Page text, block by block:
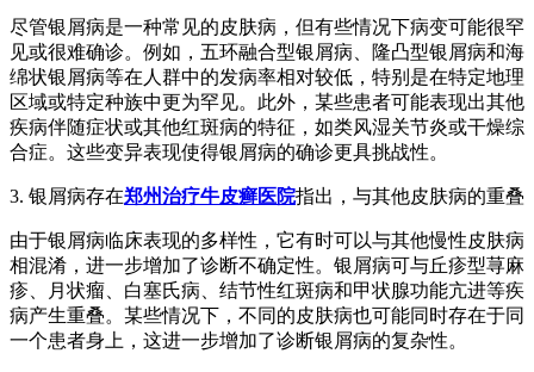
尽管银屑病是一种常见的皮肤病，但有些情况下病变可能很罕
见或很难确诊。例如，五环融合型银屑病、隆凸型银屑病和海
绵状银屑病等在人群中的发病率相对较低，特别是在特定地理
区域或特定种族中更为罕见。此外，某些患者可能表现出其他
疾病伴随症状或其他红斑病的特征，如类风湿关节炎或干燥综
合症。这些变异表现使得银屑病的确诊更具挑战性。
3. 银屑病存在郑州治疗牛皮癣医院指出，与其他皮肤病的重叠
由于银屑病临床表现的多样性，它有时可以与其他慢性皮肤病
相混淆，进一步增加了诊断不确定性。银屑病可与丘疹型荨麻
疹、月状瘤、白塞氏病、结节性红斑病和甲状腺功能亢进等疾
病产生重叠。某些情况下，不同的皮肤病也可能同时存在于同
一个患者身上，这进一步增加了诊断银屑病的复杂性。